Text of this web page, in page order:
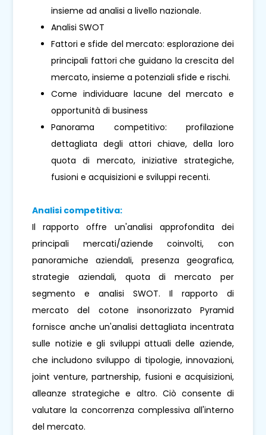
insieme ad analisi a livello nazionale.
Analisi SWOT
Fattori e sfide del mercato: esplorazione dei
principali fattori che guidano la crescita del
mercato, insieme a potenziali sfide e rischi.
Come individuare lacune del mercato e
opportunità di business
Panorama competitivo: profilazione
dettagliata degli attori chiave, della loro
quota di mercato, iniziative strategiche,
fusioni e acquisizioni e sviluppi recenti.
Analisi competitiva:
Il rapporto offre un'analisi approfondita dei
principali mercati/aziende coinvolti, con
panoramiche aziendali, presenza geografica,
strategie aziendali, quota di mercato per
segmento e analisi SWOT. Il rapporto di
mercato del cotone insonorizzato Pyramid
fornisce anche un'analisi dettagliata incentrata
sulle notizie e gli sviluppi attuali delle aziende,
che includono sviluppo di tipologie, innovazioni,
joint venture, partnership, fusioni e acquisizioni,
alleanze strategiche e altro. Ciò consente di
valutare la concorrenza complessiva all'interno
del mercato.